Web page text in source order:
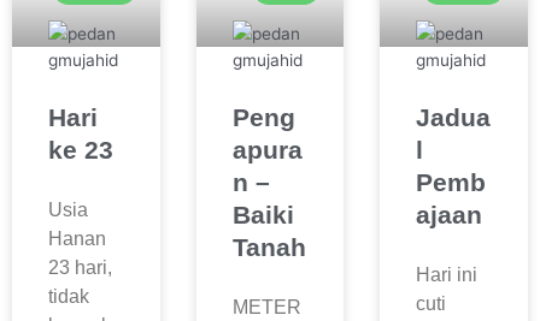
Hari
ke 23
Usia
Hanan
23 hari,
tidak
Peng
apura
n –
Baiki
Tanah
METER
Jadua
l
Pemb
ajaan
Hari ini
cuti